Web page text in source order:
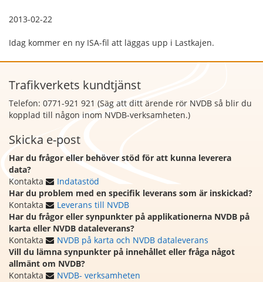
2013-02-22
Idag kommer en ny ISA-fil att läggas upp i Lastkajen.
Trafikverkets kundtjänst
Telefon: 0771-921 921 (Säg att ditt ärende rör NVDB så blir du
kopplad till någon inom NVDB-verksamheten.)
Skicka e-post
Har du frågor eller behöver stöd för att kunna leverera
data?
Kontakta
Indatastöd
Har du problem med en specifik leverans som är inskickad?
Kontakta
Leverans till NVDB
Har du frågor eller synpunkter på applikationerna NVDB på
karta eller NVDB dataleverans?
Kontakta
NVDB på karta och NVDB dataleverans
Vill du lämna synpunkter på innehållet eller fråga något
allmänt om NVDB?
Kontakta
NVDB- verksamheten